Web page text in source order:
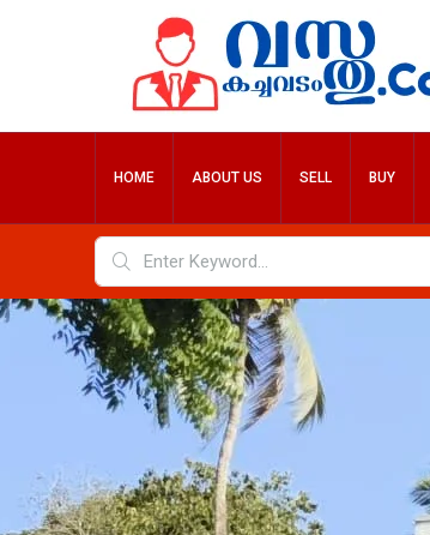
HOME ABOUT US SELL BUY